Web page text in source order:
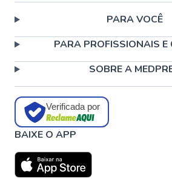
PARA VOCÊ
PARA PROFISSIONAIS E
SOBRE A
Verificada por
BAIXE O APP